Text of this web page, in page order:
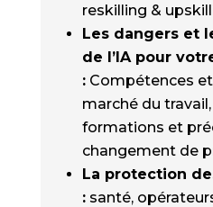
reskilling &
Les dangers et
de l’IA pour
: Compétences
marché du
formations et
changement de
La protection
: santé,